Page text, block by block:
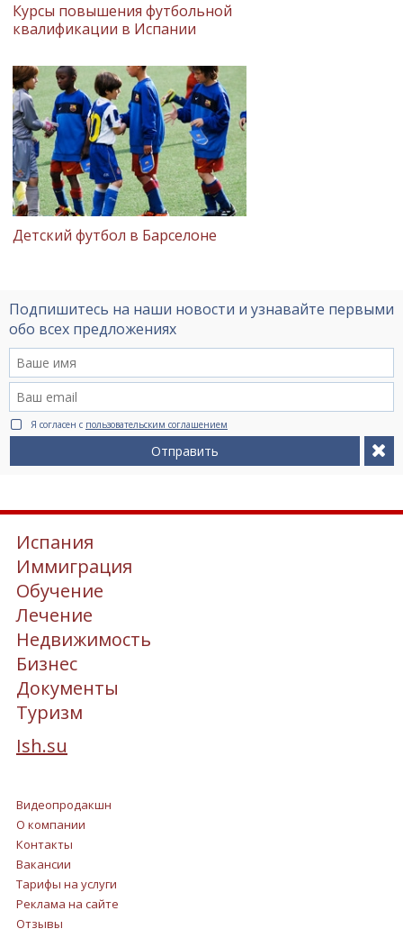
Курсы повышения футбольной
квалификации в Испании
Детский футбол в Барселоне
Подпишитесь на наши новости и узнавайте первыми
обо всех предложениях
Я согласен с пользовательским соглашением
Отправить
Испания
Иммиграция
Обучение
Лечение
Недвижимость
Бизнес
Документы
Туризм
Ish.su
Видеопродакшн
О компании
Контакты
Вакансии
Тарифы на услуги
Реклама на сайте
Отзывы